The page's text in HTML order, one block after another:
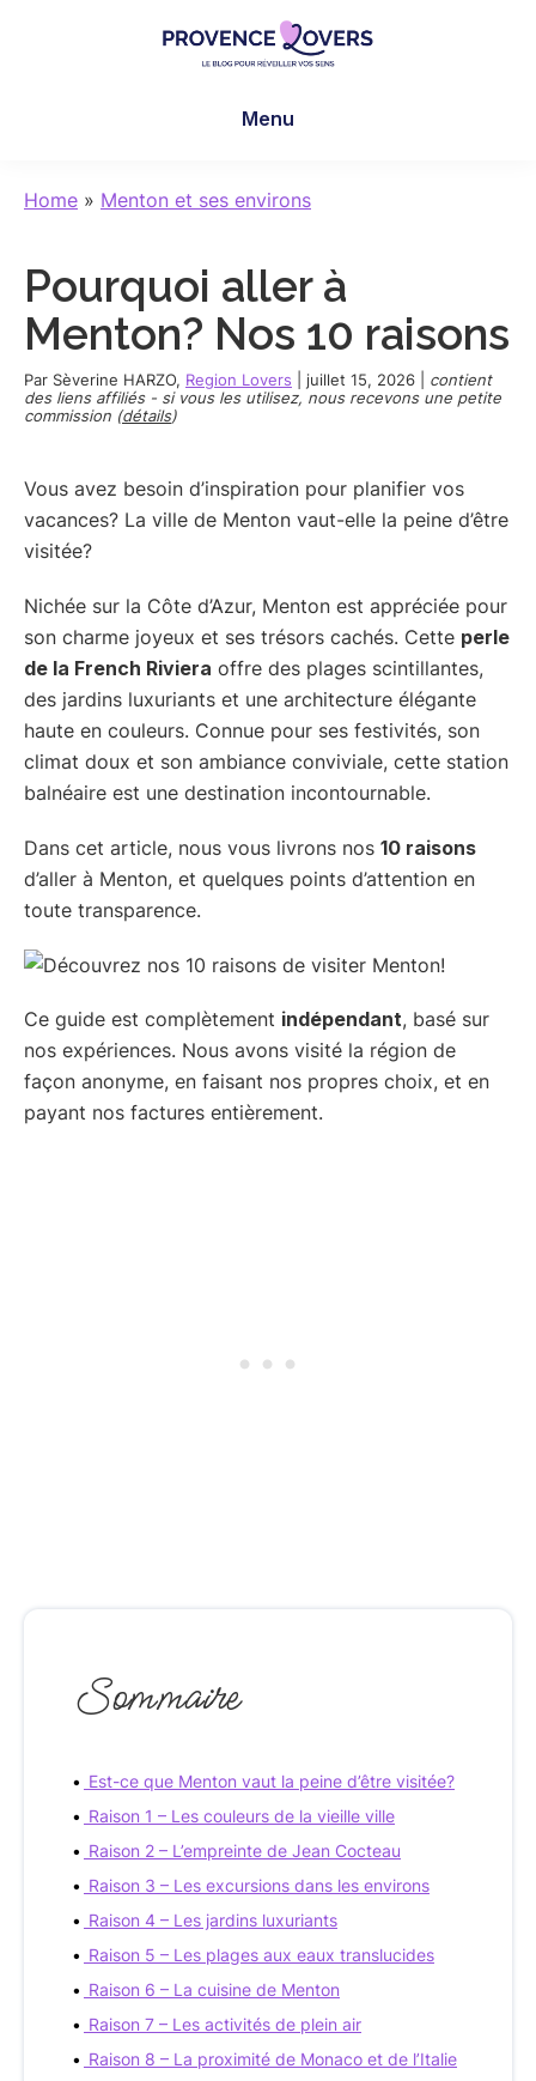
sens
-
blog
de
Claire
Menu
Home » Menton et ses environs
Pourquoi aller à
Menton? Nos 10 raisons
Par Sèverine HARZO, Region Lovers juillet 15, 2026
contient
des liens affiliés - si vous les utilisez, nous recevons une petite
commission (détails)
Vous avez besoin d’inspiration pour planifier vos
vacances? La ville de Menton vaut-elle la peine d’être
visitée?
Nichée sur la Côte d’Azur, Menton est appréciée pour
son charme joyeux et ses trésors cachés. Cette perle
de la French Riviera offre des plages scintillantes,
des jardins luxuriants et une architecture élégante
haute en couleurs. Connue pour ses festivités, son
climat doux et son ambiance conviviale, cette station
balnéaire est une destination incontournable.
Dans cet article, nous vous livrons nos 10 raisons
d’aller à Menton, et quelques points d’attention en
toute transparence.
Ce guide est complètement indépendant, basé sur
nos expériences. Nous avons visité la région de
façon anonyme, en faisant nos propres choix, et en
payant nos factures entièrement.
Sommaire
Est-ce que Menton vaut la peine d’être visitée?
Raison 1 – Les couleurs de la vieille ville
Raison 2 – L’empreinte de Jean Cocteau
Raison 3 – Les excursions dans les environs
Raison 4 – Les jardins luxuriants
Raison 5 – Les plages aux eaux translucides
Raison 6 – La cuisine de Menton
Raison 7 – Les activités de plein air
Raison 8 – La proximité de Monaco et de l’Italie